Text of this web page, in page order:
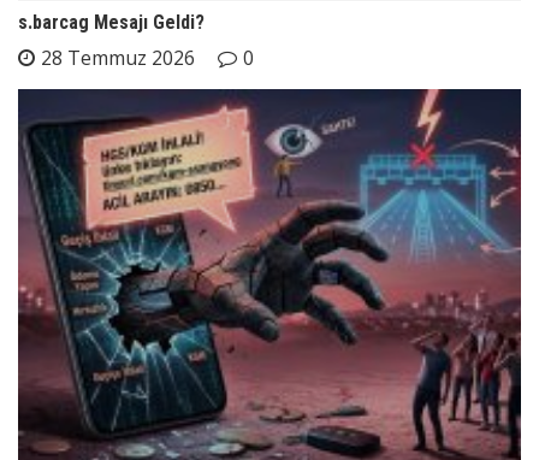
s.barcag Mesajı Geldi?
28 Temmuz 2026 0